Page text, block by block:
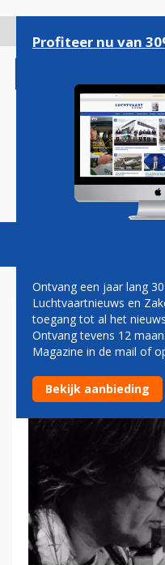
gaan
Magazine
PAUL
HORIZON
Profiteer nu van
Ontvang een jaar lang
Luchtvaartnieuws en
toegang tot al het
Ontvang tevens 12
Magazine in de mail of
Bekijk aanbieding